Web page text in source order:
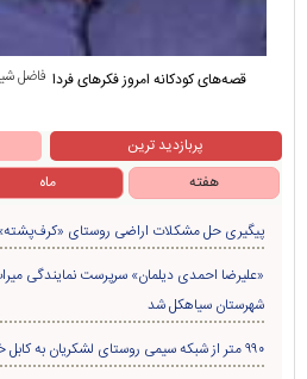
فاضل قصه‌های کودکانه امروز فکرهای فردا
پربازدید ترین
هفته
ماه
پیگیری حل مشکلات اراضی روستای
«علیرضا احمدی دیلمان» سرپرست نمایندگی
شهرستان سیاهکل شد
۹۹۰ متر از شبکه سیمی روستای لشکریان به کابل خودنگهدار ارتقاء یافت